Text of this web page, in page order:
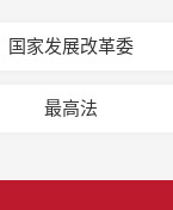
国家发展改革委
最高法